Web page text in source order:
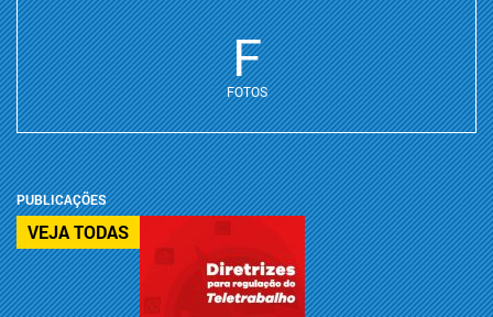
F
FOTOS
PUBLICAÇÕES
VEJA TODAS